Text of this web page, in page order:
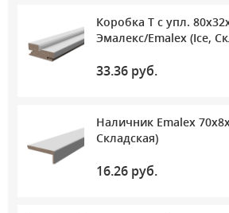
Коробка Т с упл.
Эмалекс/Emalex (Ice,
33.36 руб.
Наличник Emalex
Складская)
16.26 руб.